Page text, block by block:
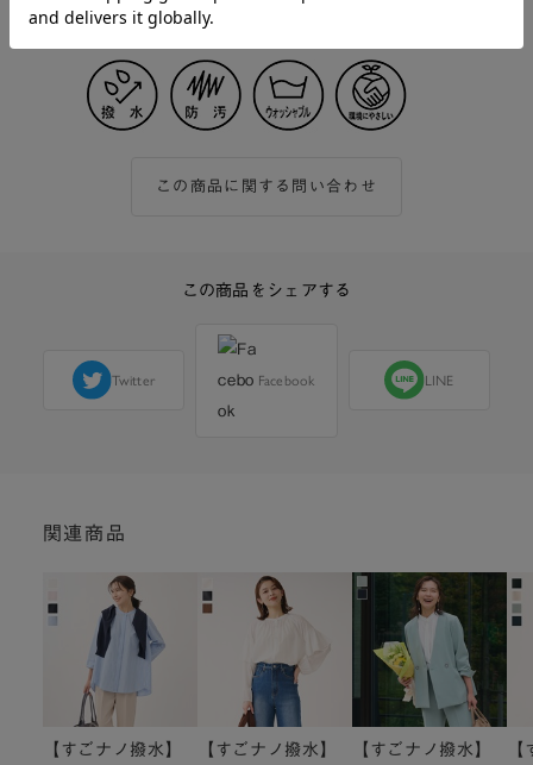
支える服です。
この商品に関する問い合わせ
この商品をシェアする
Twitter Facebook LINE
関連商品
【すごナノ撥水】
【すごナノ撥水】
【すごナノ撥水】